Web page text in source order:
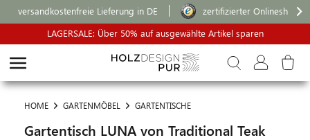
versandkostenfreie Lieferung in DE
zertifizierter Onlineshop
LAGERSALE: Über 50% auf ausgewählte Artikel sparen
HOME GARTENMÖBEL GARTENTISCHE
Gartentisch LUNA von Traditional Teak